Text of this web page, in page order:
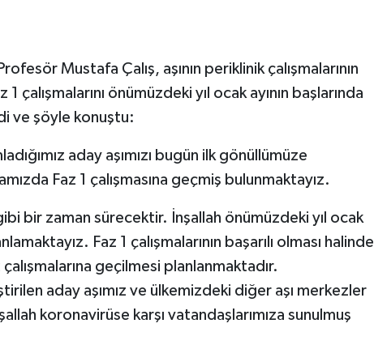
Mustafa Çalış, aşının periklinik çalışmalarının
çalışmalarını önümüzdeki yıl ocak ayının başlarında
ve şöyle konuştu:
aday aşımızı bugün ilk gönüllümüze
Faz 1 çalışmasına geçmiş bulunmaktayız.
gibi bir zaman sürecektir. İnşallah önümüzdeki yıl ocak
Faz 1 çalışmalarının başarılı olması halinde
geçilmesi planlanmaktadır.
aday aşımız ve ülkemizdeki diğer aşı merkezler
koronavirüse karşı vatandaşlarımıza sunulmuş